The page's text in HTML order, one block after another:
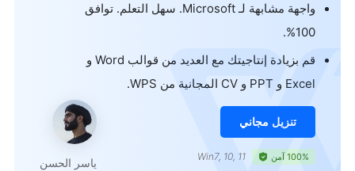
واجهة مشابهة لـ Microsoft. سهل التعلم. توافق
100%.
قم بزيادة إنتاجيتك مع العديد من قوالب Word و
Excel و PPT و CV المجانية من WPS.
تنزيل مجاني
100% آمن Win7, 10, 11 ياسر الحسن